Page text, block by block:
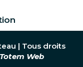
| Tous droits
Totem Web